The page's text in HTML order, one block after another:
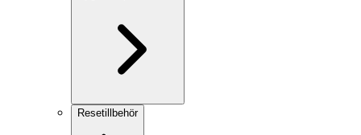
Resetillbehör